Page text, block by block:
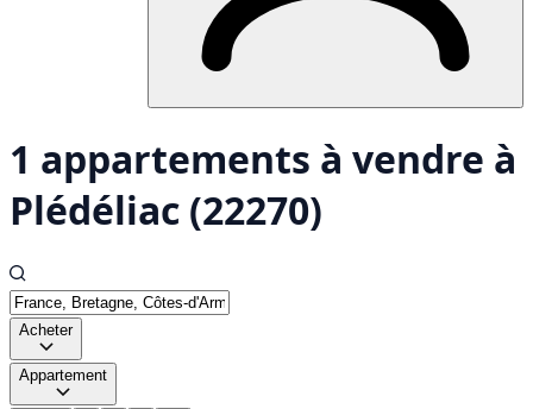
1 appartements à vendre à
Plédéliac (22270)
Acheter
Appartement